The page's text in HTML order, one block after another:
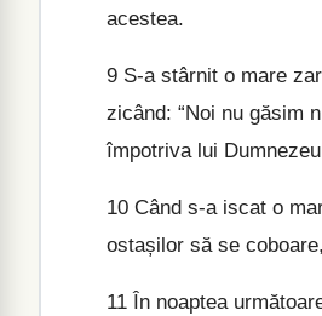
acestea.
9 S-a stârnit o mare
zicând: “Noi nu găsim
împotriva lui
10 Când s-a iscat o
ostașilor să se
11 În noaptea